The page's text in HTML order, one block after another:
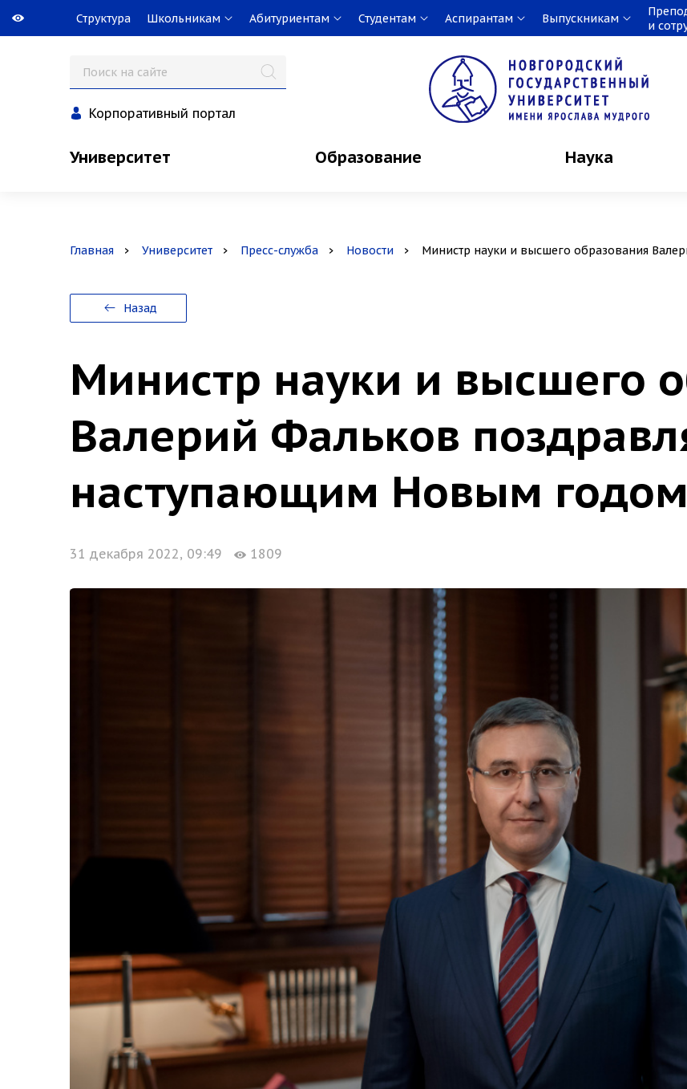
Структура Школьникам Абитуриентам Студентам Аспирантам Выпускникам
и
Корпоративный портал
Университет Образование Наука
Главная Университет Пресс-служба Новости Министр науки и высшего образования
Назад
Министр науки и высшего
Валерий Фальков
наступающим Новым годом
31 декабря 2022, 09:49 1809